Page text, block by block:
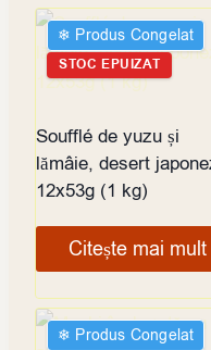
❄︎ Produs Congelat
STOC EPUIZAT
Soufflé de yuzu și
lămâie, desert
12x53g (1 kg)
Citește mai mult
❄︎ Produs Congelat